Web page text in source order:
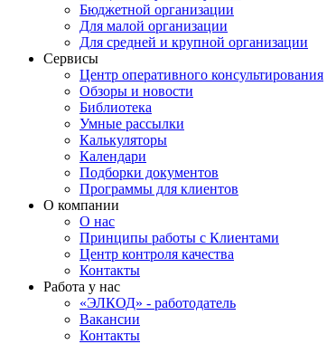
Бюджетной организации
Для малой организации
Для средней и крупной организации
Сервисы
Центр оперативного консультирования
Обзоры и новости
Библиотека
Умные рассылки
Калькуляторы
Календари
Подборки документов
Программы для клиентов
О компании
О нас
Принципы работы с Клиентами
Центр контроля качества
Контакты
Работа у нас
«ЭЛКОД» - работодатель
Вакансии
Контакты